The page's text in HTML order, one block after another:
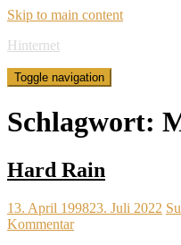
Skip to main content
Hinternet
Toggle navigation
Schlagwort:
Hard Rain
13. April 199823. Juli 2022
Kommentar